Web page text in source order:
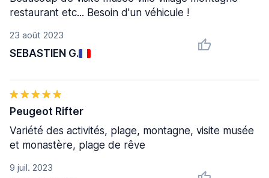
23 août 2023
SEBASTIEN G.
restaurant etc... Besoin d'un véhicule !
9 juil. 2023
Peugeot Rifter
Variété des activités, plage, montagne, visite musée
et monastère, plage de rêve